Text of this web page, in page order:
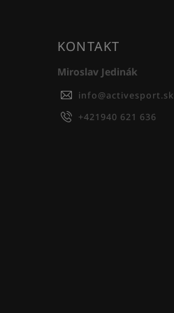
KONTAKT
Miroslav Jedinák
info@activesport.sk
+421940 621 636